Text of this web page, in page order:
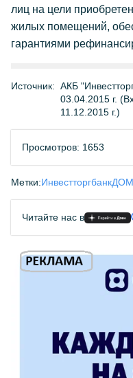
лиц на цели
жилых помещений,
гарантиями
Источник: АКБ
03.04.2015 г.
11.12.2015 г.)
Просмотров: 1653
Метки:Инвестторгбанк
Читайте нас в